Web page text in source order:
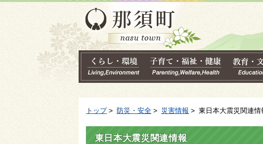
トップ> 防災・安全 > 災害情報 > 東日本大震災関連情
東日本大震災関連情報